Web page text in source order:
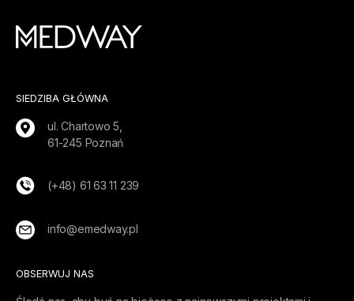
SIEDZIBA GŁÓWNA
ul. Chartowo 5,
61-245 Poznań
(+48) 61 63 11 239
info@emedway.pl
OBSERWUJ NAS